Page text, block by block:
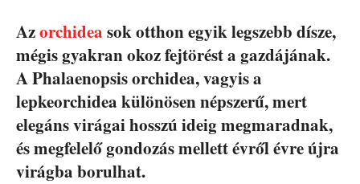
Azorchidea sok otthon egyik legszebb dísze,
mégis gyakran okoz fejtörést a gazdájának.
A Phalaenopsis orchidea, vagyis a
lepkeorchidea különösen népszerű, mert
elegáns virágai hosszú ideig megmaradnak,
és megfelelő gondozás mellett évről évre újra
virágba borulhat.